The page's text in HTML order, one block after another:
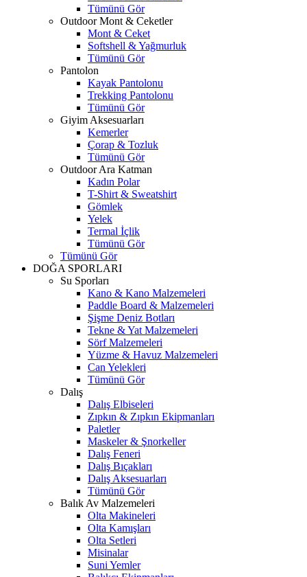
Tümünü Gör
Outdoor Mont & Ceketler
Mont & Ceket
Softshell & Yağmurluk
Tümünü Gör
Pantolon
Kayak Pantolonu
Trekking Pantolonu
Tümünü Gör
Giyim Aksesuarları
Kemerler
Çorap & Tozluk
Tümünü Gör
Outdoor Ara Katman
Kadın Polar
T-Shirt & Sweatshirt
Gömlek
Yelek
Termal İçlik
Tümünü Gör
Tümünü Gör
DOĞA SPORLARI
Su Sporları
Kano & Kano Malzemeleri
Paddle Board & Malzemeleri
Şişme Deniz Botları
Tekne & Yat Malzemeleri
Sörf Malzemeleri
Yüzme & Havuz Malzemeleri
Can Yelekleri
Tümünü Gör
Dalış
Dalış Elbiseleri
Zıpkın & Zıpkın Ekipmanları
Paletler
Maskeler & Şnorkeller
Dalış Feneri
Dalış Bıçakları
Dalış Aksesuarları
Tümünü Gör
Balık Av Malzemeleri
Olta Makineleri
Olta Kamışları
Olta Setleri
Misinalar
Suni Yemler